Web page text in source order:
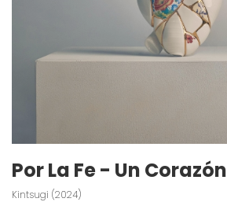
Por La Fe - Un Corazón
Kintsugi (2024)